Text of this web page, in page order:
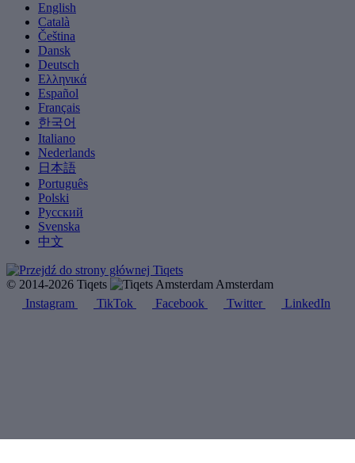
English
Català
Čeština
Dansk
Deutsch
Ελληνικά
Español
Français
한국어
Italiano
Nederlands
日本語
Português
Polski
Русский
Svenska
中文
© 2014-2026 Tiqets
Amsterdam
Instagram
TikTok Facebook Twitter LinkedIn